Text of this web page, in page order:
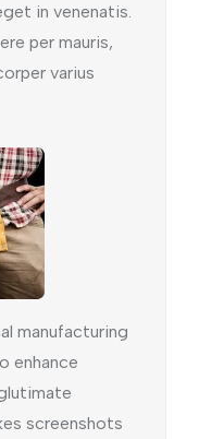
in venenatis.
per mauris,
varius
manufacturing
enhance
screenshots